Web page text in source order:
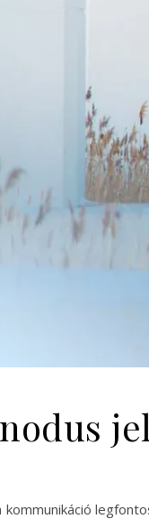
kommunikáció